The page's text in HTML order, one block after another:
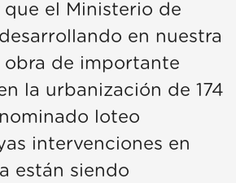
el Ministerio de
en nuestra
obra de importante
la urbanización de 174
loteo
intervenciones en
están siendo